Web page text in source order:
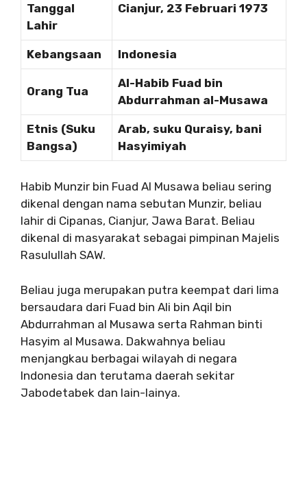
Tanggal
Lahir
Cianjur, 23 Februari 1973
Kebangsaan Indonesia
Orang Tua
Al-Habib Fuad bin
Abdurrahman al-Musawa
Etnis (Suku
Bangsa)
Arab, suku Quraisy, bani
Hasyimiyah
Habib Munzir bin Fuad Al Musawa beliau sering
dikenal dengan nama sebutan Munzir, beliau
lahir di Cipanas, Cianjur, Jawa Barat. Beliau
dikenal di masyarakat sebagai pimpinan Majelis
Rasulullah SAW.
Beliau juga merupakan putra keempat dari lima
bersaudara dari Fuad bin Ali bin Aqil bin
Abdurrahman al Musawa serta Rahman binti
Hasyim al Musawa. Dakwahnya beliau
menjangkau berbagai wilayah di negara
Indonesia dan terutama daerah sekitar
Jabodetabek dan lain-lainya.